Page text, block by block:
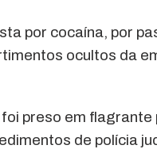
por cocaína, por
ocultos da
preso em
de polícia